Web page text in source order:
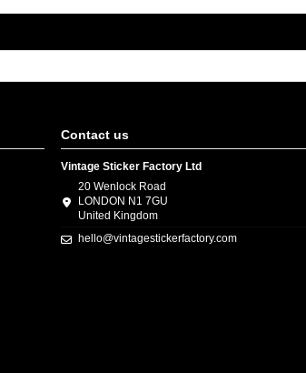
Contact us
Vintage Sticker Factory Ltd
20 Wenlock Road
LONDON N1 7GU
United Kingdom
hello@vintagestickerfactory.com